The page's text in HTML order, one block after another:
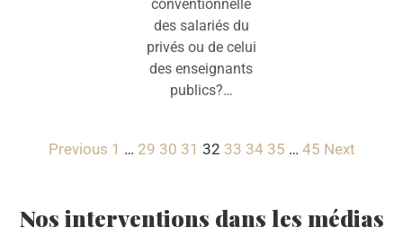
conventionnelle
des salariés du
privés ou de celui
des enseignants
publics?…
Previous 1 … 29 30 31 32 33 34 35 … 45 Next
Nos interventions dans les médias